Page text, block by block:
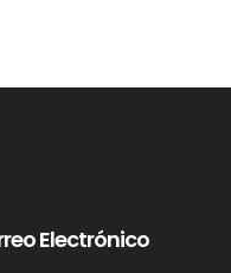
Electrónico